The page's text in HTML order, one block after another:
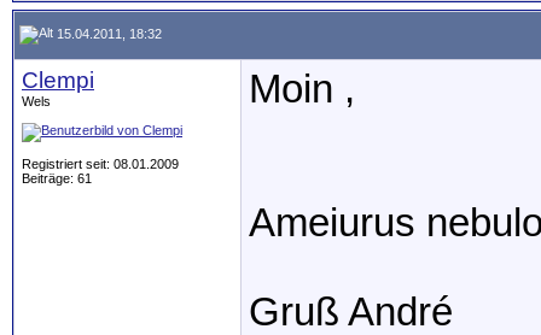
15.04.2011, 18:32
Clempi
Wels
Registriert seit: 08.01.2009
Beiträge: 61
Moin ,
Ameiurus
Gruß André